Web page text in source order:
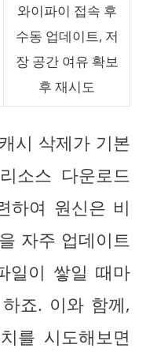
와이파이 접속 후
수동 업데이트, 저
장 공간 여유 확보
후 재시도
시 삭제가 기본
소스 다운로드
하여 원신은 비
자주 업데이트
일이 쌓일 때마
죠. 이와 함께,
를 시도해보면